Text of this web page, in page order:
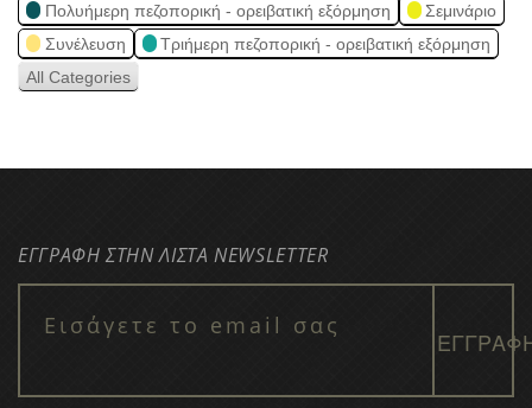
Πολυήμερη πεζοπορική - ορειβατική εξόρμηση
Σεμινάριο
Συνέλευση
Τριήμερη πεζοπορική - ορειβατική εξόρμηση
All Categories
ΕΓΓΡΑΦΗ ΣΤΗΝ ΛΙΣΤΑ NEWSLETTER